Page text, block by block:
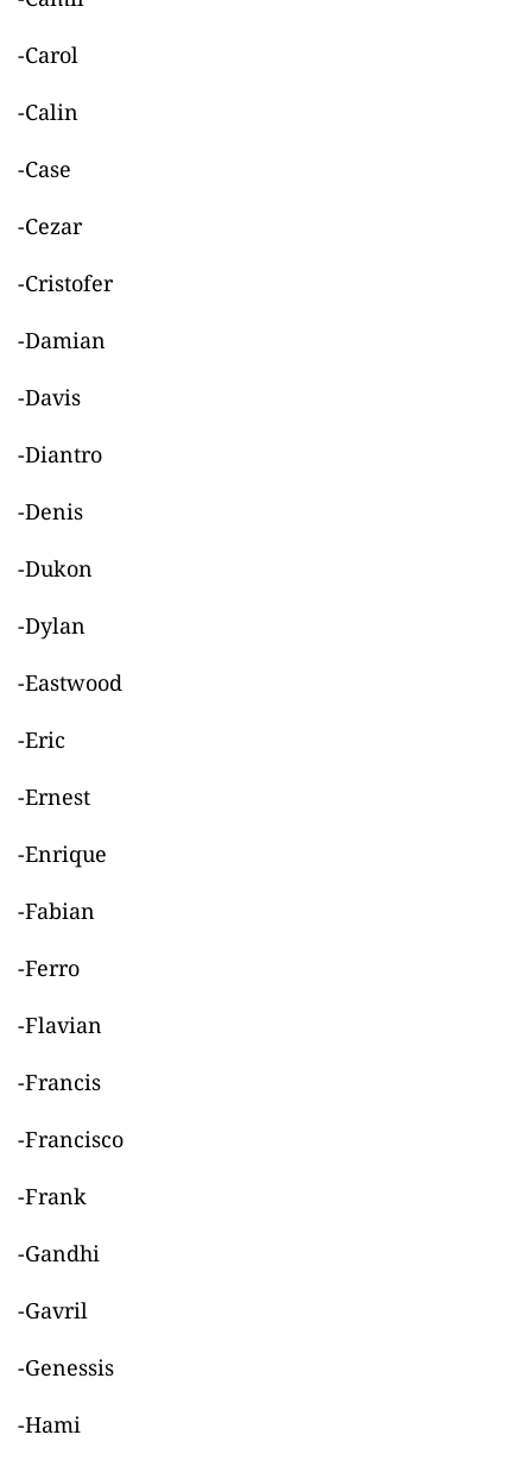
-Carol
-Calin
-Case
-Cezar
-Cristofer
-Damian
-Davis
-Diantro
-Denis
-Dukon
-Dylan
-Eastwood
-Eric
-Ernest
-Enrique
-Fabian
-Ferro
-Flavian
-Francis
-Francisco
-Frank
-Gandhi
-Gavril
-Genessis
-Hami